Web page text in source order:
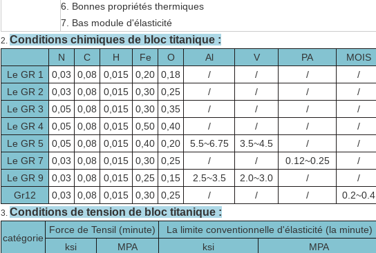
6. Bonnes propriétés thermiques
7. Bas module d'élasticité
2. Conditions chimiques de bloc titanique :
N C H Fe O Al V PA MOIS
Le GR 1
0,03 0,08 0,015 0,20 0,18 / / / /
Le GR 2
0,03 0,08 0,015 0,30 0,25 / / / /
Le GR 3
0,05 0,08 0,015 0,30 0,35 / / / /
Le GR 4
0,05 0,08 0,015 0,50 0,40 / / / /
Le GR 5
0,05 0,08 0,015 0,40 0,20 5.5~6.75 3.5~4.5 / /
Le GR 7
0,03 0,08 0,015 0,30 0,25 / / 0.12~0.25 /
Le GR 9
0,03 0,08 0,015 0,25 0,15 2.5~3.5 2.0~3.0 / /
Gr12
0,03 0,08 0,015 0,30 0,25 / / / 0.2~0.4
3. Conditions de tension de bloc titanique :
catégorie
Force de Tensil (minute) La limite conventionnelle d'élasticité (la minute)
ksi
MPA ksi
MPA